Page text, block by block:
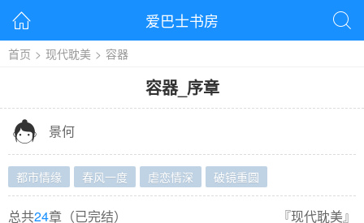
 爱巴士书房 
首页 > 现代耽美 > 容器
容器_ 序章
 景何
都市情缘 春风一度 虐恋情深 破镜重圆
总共24章（已完结） 『现代耽美』